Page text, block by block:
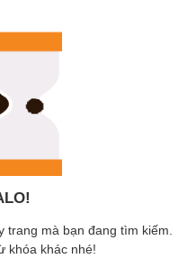
trang mà bạn đang tìm kiếm.
khóa khác nhé!